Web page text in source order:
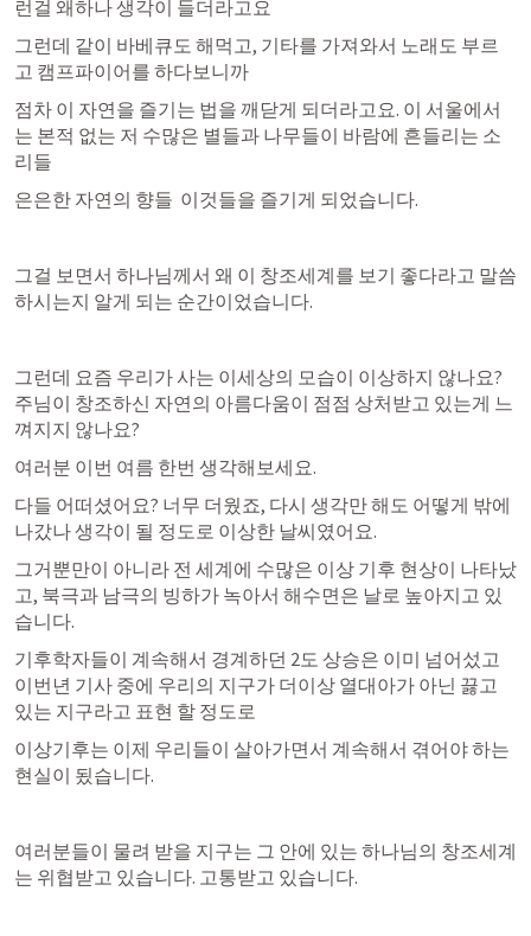
런걸 왜하나 생각이 들더라고요
그런데 같이 바베큐도 해먹고, 기타를 가져와서 노래도 부르
고 캠프파이어를 하다보니까
점차 이 자연을 즐기는 법을 깨닫게 되더라고요. 이 서울에서
는 본적 없는 저 수많은 별들과 나무들이 바람에 흔들리는 소
리들
은은한 자연의 향들  이것들을 즐기게 되었습니다.
그걸 보면서 하나님께서 왜 이 창조세계를 보기 좋다라고 말씀
하시는지 알게 되는 순간이었습니다.
그런데 요즘 우리가 사는 이세상의 모습이 이상하지 않나요?
주님이 창조하신 자연의 아름다움이 점점 상처받고 있는게 느
껴지지 않나요?
여러분 이번 여름 한번 생각해보세요.
다들 어떠셨어요? 너무 더웠죠, 다시 생각만 해도 어떻게 밖에
나갔나 생각이 될 정도로 이상한 날씨였어요.
그거뿐만이 아니라 전 세계에 수많은 이상 기후 현상이 나타났
고, 북극과 남극의 빙하가 녹아서 해수면은 날로 높아지고 있
습니다.
기후학자들이 계속해서 경계하던 2도 상승은 이미 넘어섰고
이번년 기사 중에 우리의 지구가 더이상 열대아가 아닌 끓고
있는 지구라고 표현 할 정도로
이상기후는 이제 우리들이 살아가면서 계속해서 겪어야 하는
현실이 됬습니다.
여러분들이 물려 받을 지구는 그 안에 있는 하나님의 창조세계
는 위협받고 있습니다. 고통받고 있습니다.